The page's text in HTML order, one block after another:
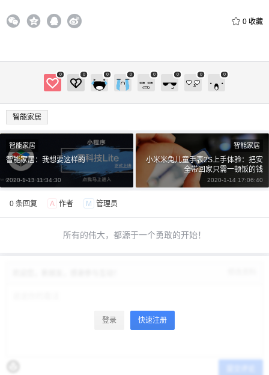
0 收藏
0 0 0 0 0 0 0 0
智能家居
智能家居
智能家居：我想要这样的
2020-1-13 11:34:30
智能家居
小米米兔儿童手表2S上手体验：把安
全带回家只需一顿饭的钱
2020-1-14 17:06:40
0 条回复 A 作者 M 管理员
所有的伟大，都源于一个勇敢的开始！
登录 快速注册